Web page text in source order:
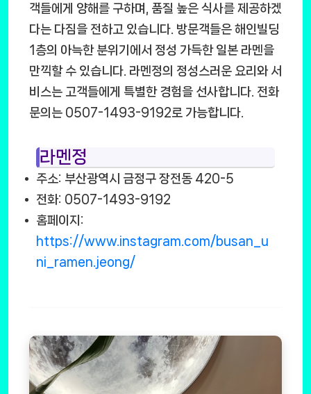
객들에게 양해를 구하며, 품질 높은 식사를 제공하겠
다는 다짐을 전하고 있습니다. 방문객들은 해인빌딩
1층의 아늑한 분위기에서 정성 가득한 일본 라멘을
만끽할 수 있습니다. 라멘정의 정성스러운 요리와 서
비스는 고객들에게 특별한 경험을 선사합니다. 전화
문의는 0507-1493-9192로 가능합니다.
라멘정
주소: 부산광역시 금정구 장전동 420-5
전화: 0507-1493-9192
홈페이지:
https://www.instagram.com/busan_u
ni_ramen.jeong/